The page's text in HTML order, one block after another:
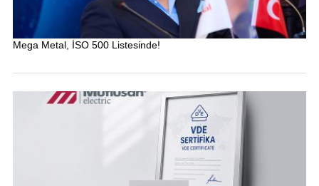
Mega Metal, İSO 500 Listesinde!